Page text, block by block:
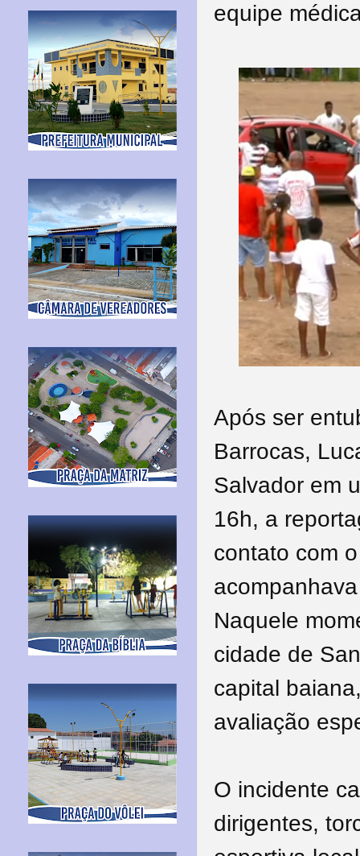
equipe
Após ser
Barrocas,
Salvador em
16h, a
contato com
Naquele
cidade de
capital
avaliação
O incidente
dirigentes,